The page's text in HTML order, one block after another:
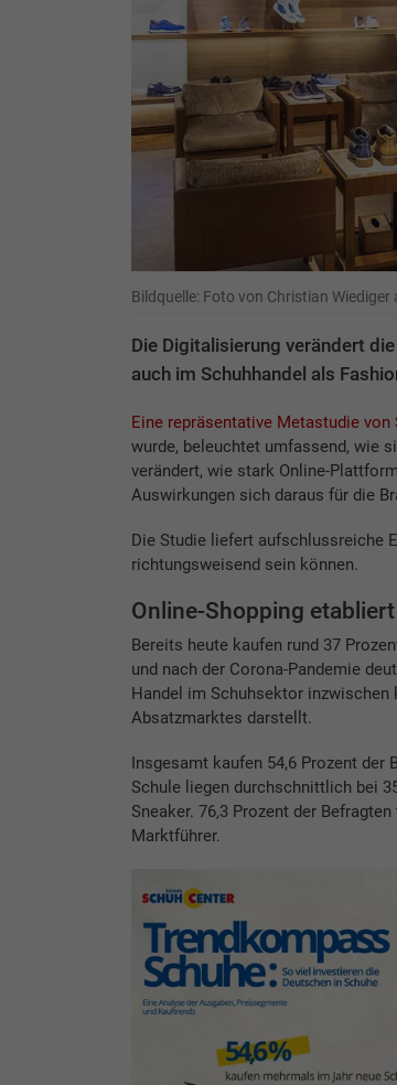
Bildquelle: Foto von Christian Wiediger
Die Digitalisierung verändert
auch im Schuhhandel als
Eine repräsentative Metastudie von
wurde, beleuchtet umfassend, wie
verändert, wie stark Online-
Auswirkungen sich daraus für die
Die Studie liefert aufschlussreiche
richtungsweisend sein können.
Online-Shopping
Bereits heute kaufen rund 37
und nach der Corona-Pandemie
Handel im Schuhsektor
Absatzmarktes darstellt.
Insgesamt kaufen 54,6 Prozent der
Schule liegen durchschnittlich bei
Sneaker. 76,3 Prozent der
Marktführer.